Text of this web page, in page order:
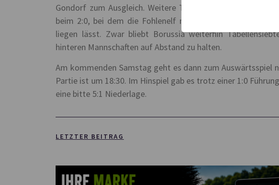
Gondorf zum Ausgleich. Weitere Tore gab es
beim 2:0, bei dem die Fohlenelf nach einer komfortablen
liegen lässt. Zwar bliebt Borussia weiterhin
hinteren Mannschaften auf Abstand zu halten.
Am kommenden Samstag geht es dann zum Auswärtsspiel
Partie ist um 18:30. Im Hinspiel gab es trotz einer 1:0
eine bitte 5:1 Niederlage.
LETZTER BEITRAG